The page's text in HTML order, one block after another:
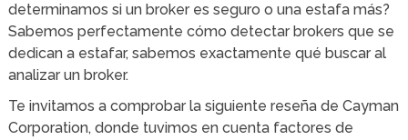
determinamos si un broker es seguro o una estafa más?
Sabemos perfectamente cómo detectar brokers que se
dedican a estafar, sabemos exactamente qué buscar al
analizar un broker.
Te invitamos a comprobar la siguiente reseña de Cayman
Corporation, donde tuvimos en cuenta factores de